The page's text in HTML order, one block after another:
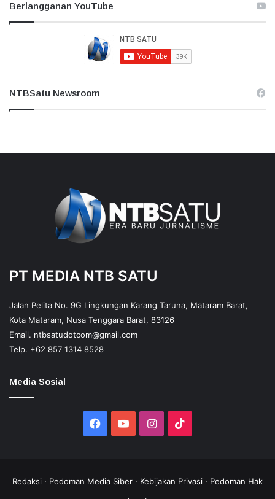
Berlangganan YouTube
NTBSatu Newsroom
PT MEDIA NTB SATU
Jalan Pelita No. 9G Lingkungan Karang Taruna, Mataram Barat,
Kota Mataram, Nusa Tenggara Barat, 83126
Email. ntbsatudotcom@gmail.com
Telp. +62 857 1314 8528
Media Sosial
Facebook
YouTubeInstagram
Redaksi · Pedoman Media Siber · Kebijakan Privasi · Pedoman Hak